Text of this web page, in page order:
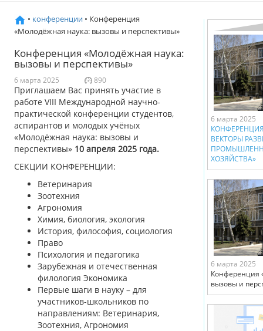
• конференции • Конференция
«Молодёжная наука: вызовы и перспективы»
Конференция «Молодёжная наука:
вызовы и перспективы»
6 марта 2025 890
Приглашаем Вас принять участие в
работе VIII Международной научно-
практической конференции студентов,
аспирантов и молодых учёных
«Молодёжная наука: вызовы и
перспективы» 10 апреля 2025 года.
СЕКЦИИ КОНФЕРЕНЦИИ:
Ветеринария
Зоотехния
Агрономия
Химия, биология, экология
История, философия, социология
Право
Психология и педагогика
Зарубежная и отечественная
филология Экономика
Первые шаги в науку – для
участников-школьников по
направлениям: Ветеринария,
Зоотехния, Агрономия
6 марта 2025
ВЕКТОРЫ
ХОЗЯЙСТВА»
6 марта 2025
Конференция
вызовы и